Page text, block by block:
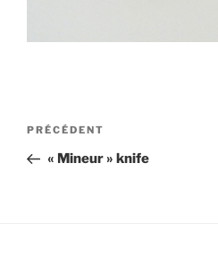
Navigation
l’article
Article
précédent
PRÉCÉDENT
« Mineur » knife